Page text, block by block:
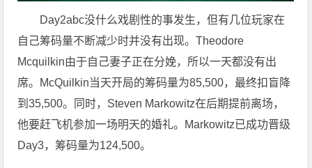
Day2abc没什么戏剧性的事发生，但有几位玩家在
自己筹码量不断减少时并没有出现。Theodore
Mcquilkin由于自己妻子正在分娩，所以一天都没有出
席。McQuilkin当天开局的筹码量为85,500，最终扣盲降
到35,500。同时，Steven Markowitz在后期提前离场，
他要赶飞机参加一场明天的婚礼。Markowitz已成功晋级
Day3，筹码量为124,500。